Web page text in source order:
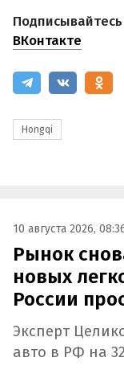
ВКонтакте
Hongqi
10 августа 2026,
Рынок
новых
России
Эксперт
авто в РФ на